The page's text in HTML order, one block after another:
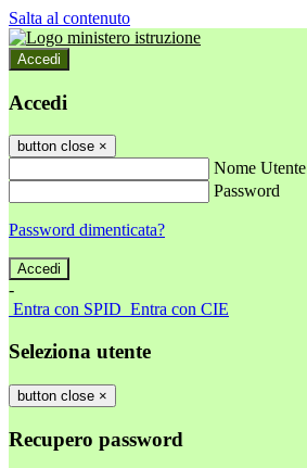
Salta al contenuto
Accedi
Accedi
button close ×
Nome Utente
Password
Password dimenticata?
-
Entra con SPID Entra con CIE
Seleziona utente
button close ×
Recupero password